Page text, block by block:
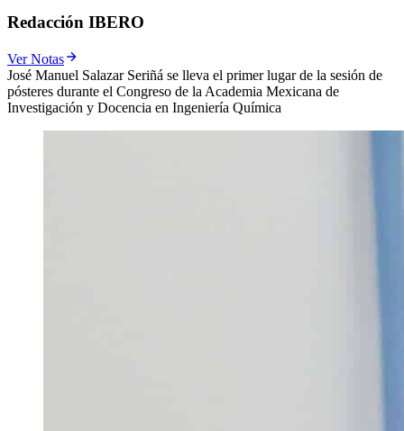
Redacción IBERO
Ver Notas
José Manuel Salazar Seriñá se lleva el primer lugar de la sesión de
pósteres durante el Congreso de la Academia Mexicana de
Investigación y Docencia en Ingeniería Química